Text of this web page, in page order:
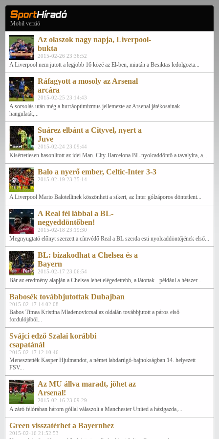
Mobil verzió
Az olaszok nagy napja, Liverpool-
bukta
2015-02-26 23:36:52
A Liverpool nem jutott a legjobb 16 közé az El-ben, miután a Besiktas ledolgozta...
Ráfagyott a mosoly az Arsenal
arcára
2015-02-25 23:14:43
A sorsolás után még a hurráoptimizmus jellemezte az Arsenal játékosainak
hangulatát,...
Suárez elbánt a Cityvel, nyert a
Juve
2015-02-24 23:09:44
Kísértetiesen hasonlított az idei Man. City-Barcelona BL-nyolcaddöntő a tavalyira, a...
Balo a nyerő ember, Celtic-Inter 3-3
2015-02-19 23:35:14
A Liverpool Mario Balotellinek köszönheti a sikert, az Inter gólzáporos döntetlent...
A Real fél lábbal a BL-
negyeddöntőben!
2015-02-18 23:19:30
Megnyugtató előnyt szerzett a címvédő Real a BL szerda esti nyolcaddöntőjének első...
BL: bizakodhat a Chelsea és a
Bayern
2015-02-17 23:06:54
Bár az eredmény alapján a Chelsea lehet elégedettebb, a látottak - például a hétszer...
Babosék továbbjutottak Dubajban
2015-02-17 14:02:08
Babos Tímea Kristina Mladenoviccsal az oldalán továbbjutott a páros első
fordulójából...
Svájci edző Szalai korábbi
csapatánál
2015-02-17 12:10:46
Menesztették Kasper Hjulmandot, a német labdarúgó-bajnokságban 14. helyezett
FSV...
Az MU állva maradt, jöhet az
Arsenal!
2015-02-16 23:09:29
A záró félórában három góllal válaszolt a Manchester United a házigazda,...
Green visszatérhet a Bayernhez
2015-02-16 21:52:53